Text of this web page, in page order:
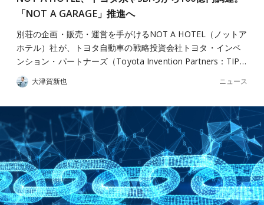
「NOT A GARAGE」推進へ
別荘の企画・販売・運営を手がけるNOT A HOTEL（ノットア
ホテル）社が、トヨタ自動車の戦略投資会社トヨタ・インベ
ンション・パートナーズ（Toyota Invention Partners：TIP…
大津賀新也 ニュース